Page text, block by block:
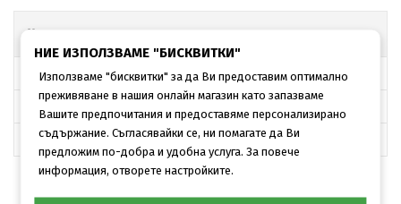
Характеристики
Размер, мм 140х160 мм
Картон основа
Картон крила ROSSO 250 g
НИЕ ИЗПОЛЗВАМЕ "БИСКВИТКИ"
Използваме "бисквитки" за да Ви предоставим оптимално
преживяване в нашия онлайн магазин като запазваме
Вашите предпочитания и предоставяме персонализирано
съдържание. Съгласявайки се, ни помагате да Ви
предложим по-добра и удобна услуга. За повече
информация, отворете настройките.